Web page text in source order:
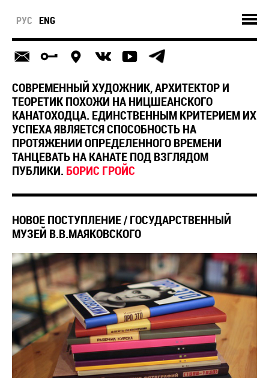
РУС ENG
СОВРЕМЕННЫЙ ХУДОЖНИК, АРХИТЕКТОР И
ТЕОРЕТИК ПОХОЖИ НА НИЦШЕАНСКОГО
КАНАТОХОДЦА. ЕДИНСТВЕННЫМ КРИТЕРИЕМ ИХ
УСПЕХА ЯВЛЯЕТСЯ СПОСОБНОСТЬ НА
ПРОТЯЖЕНИИ ОПРЕДЕЛЕННОГО ВРЕМЕНИ
ТАНЦЕВАТЬ НА КАНАТЕ ПОД ВЗГЛЯДОМ
ПУБЛИКИ. БОРИС ГРОЙС
НОВОЕ ПОСТУПЛЕНИЕ / ГОСУДАРСТВЕННЫЙ
МУЗЕЙ В.В.МАЯКОВСКОГО